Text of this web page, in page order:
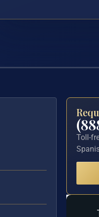
Toll-